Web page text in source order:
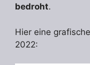
bedroht.
Hier eine
2022: